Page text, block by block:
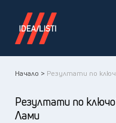
Начало > Резултати по
Резултати по
Лами